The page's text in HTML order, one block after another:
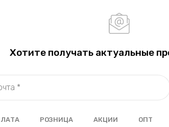
Хотите получать актуальные
РОЗНИЦА АКЦИИ ОПТ